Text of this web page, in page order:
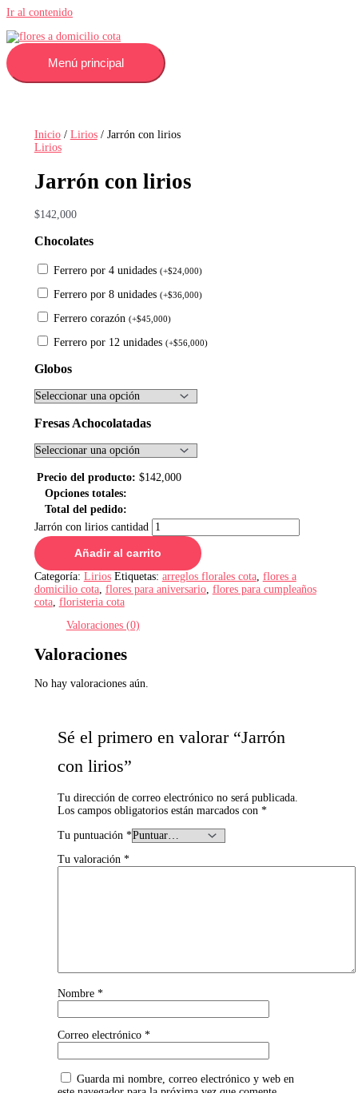
Ir al contenido
Menú principal
Inicio/ Lirios/ Jarrón con lirios
Lirios
Jarrón con lirios
$142,000
Chocolates
Ferrero por 4 unidades (+$24,000)
Ferrero por 8 unidades (+$36,000)
Ferrero corazón (+$45,000)
Ferrero por 12 unidades (+$56,000)
Globos
Fresas Achocolatadas
Precio del producto: $142,000
Opciones totales:
Total del pedido:
Jarrón con lirios cantidad
Añadir al carrito
Categoría: Lirios Etiquetas: arreglos florales cota, flores a
domicilio cota, flores para aniversario, flores para cumpleaños
cota, floristeria cota
Valoraciones (0)
Valoraciones
No hay valoraciones aún.
Sé el primero en valorar “Jarrón
con lirios”
Tu dirección de correo electrónico no será publicada.
Los campos obligatorios están marcados con *
Tu puntuación *
Tu valoración *
Nombre *
Correo electrónico *
Guarda mi nombre, correo electrónico y web en